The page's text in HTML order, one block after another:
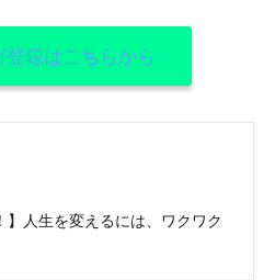
録はこちらから
】人生を変えるには、ワクワク